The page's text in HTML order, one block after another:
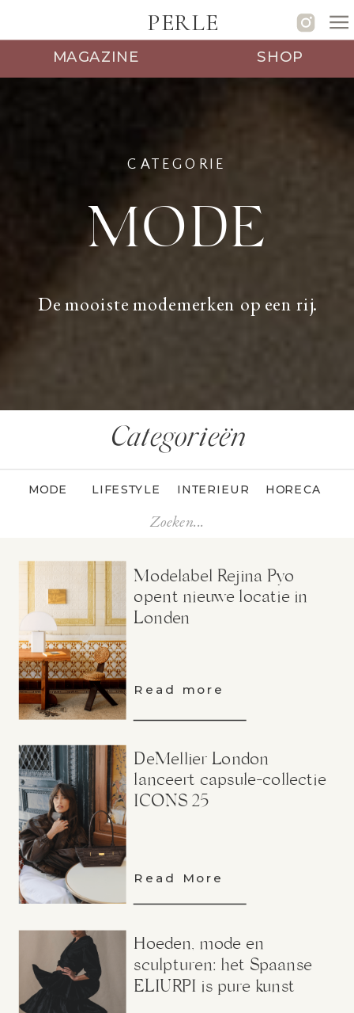
PERLE
MAGAZINE SHOP
De mooiste modemerken op een rij.
MODE
CATEGORIE
Categorieën
LIFESTYLE INTERIEUR
MODE HORECA
Search
Read more
Modelabel Rejina Pyo
opent nieuwe locatie in
Londen
Read More
DeMellier London
lanceert capsule-collectie
ICONS 25
Hoeden, mode en
sculpturen: het Spaanse
ELIURPI is pure kunst